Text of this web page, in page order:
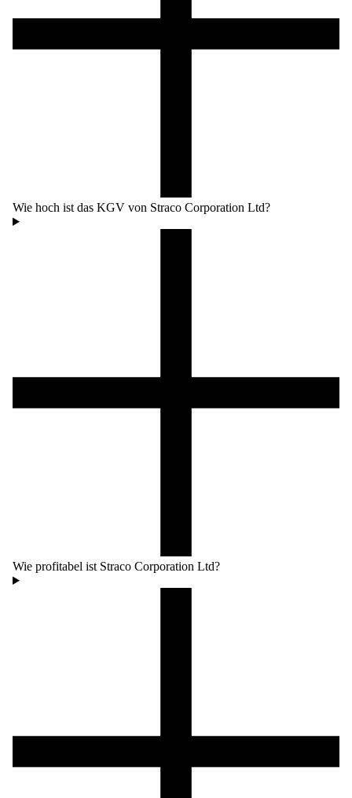
Wie hoch ist das KGV von Straco Corporation Ltd?
Wie profitabel ist Straco Corporation Ltd?